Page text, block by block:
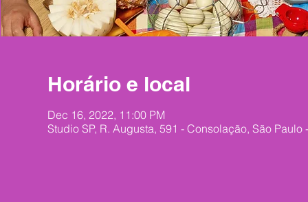
Horário e local
Dec 16, 2022, 11:00 PM
Studio SP, R. Augusta, 591 - Consolação, São Paulo